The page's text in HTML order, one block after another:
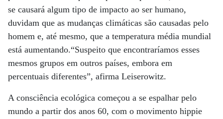
se causará algum tipo de impacto ao ser humano,
duvidam que as mudanças climáticas são causadas pelo
homem e, até mesmo, que a temperatura média mundial
está aumentando.“Suspeito que encontraríamos esses
mesmos grupos em outros países, embora em
percentuais diferentes”, afirma Leiserowitz.
A consciência ecológica começou a se espalhar pelo
mundo a partir dos anos 60, com o movimento hippie